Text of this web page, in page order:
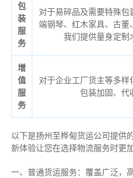
包
装
服
务
对于易碎品及需要特殊
端钢琴、红木家具、古董
我们提供量身定制
增
值
服
务
对于企业工厂货主等多样
包装加固、代
以下是扬州至桦甸货运公司提供
新体验让您在选择物流服务时更
一、普通货运服务：覆盖广泛，